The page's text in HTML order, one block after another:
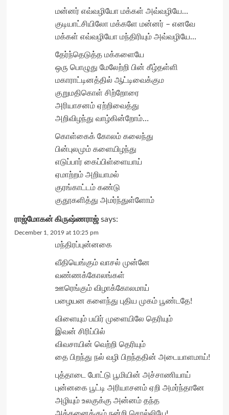
மன்னர் எவ்வழியோ மக்கள் அவ்வழியே…
குடியாட்சியிலோ மக்களே மன்னர் – எனவே
மக்கள் எவ்வழியோ மந்திரியும் அவ்வழியே…
தேர்ந்தெடுத்த மக்களையே
ஒரு பொழுது மேலேற்றி பின் கீழ்தள்ளி
மகாராட்டினத்தில் ஆட்டிவைக்கும
குறுமதிகொள் சிற்றோரை
அரியாசனம் ஏற்றிவைத்து
அறிவிழந்து வாழ்கின்றோம்…
கொள்கைக் கோலம் கலைந்து
பின்புலமும் களையிழந்து
எடுப்பார் கைப்பிள்ளையாய்
ஏமாற்றம் அறியாமல்
குரங்காட்டம் கண்டு
குதூகளித்து அமர்ந்துள்ளோம்
ராஜ்மோகன் கிருஷ்ணராஜ் says:
December 1, 2019 at 10:25 pm
மந்திரப்புன்னகை
வீதியெங்கும் வாசல் முன்னே
வண்ணக்கோலங்கள்
ஊரெங்கும் விழாக்கோலமாய்
பழையன களைந்து புதிய முகம் பூண்டதே!
விளையும் பயிர் முளையிலே தெரியும்
இவன் சிரிப்பில்
விவசாயின் வெற்றி தெரியும்
தை பிறந்து நல் வழி பிறந்ததின் அடையாளமாய்!
புத்தாடை போட்டு பூமியின் அச்சாணியாய்
புன்னகை பூட்டி அரியாசனம் ஏறி அமர்ந்தானே
அழியும் உலகுக்கு அன்னம் தந்த